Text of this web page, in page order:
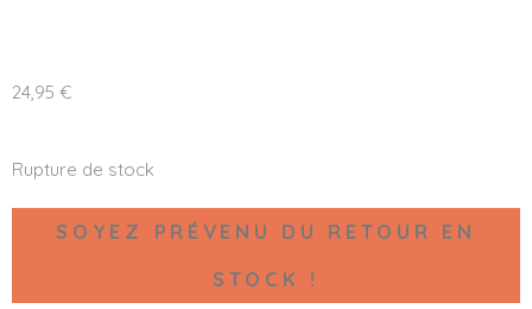
24,95 €
Rupture de stock
SOYEZ PRÉVENU DU RETOUR EN
STOCK !